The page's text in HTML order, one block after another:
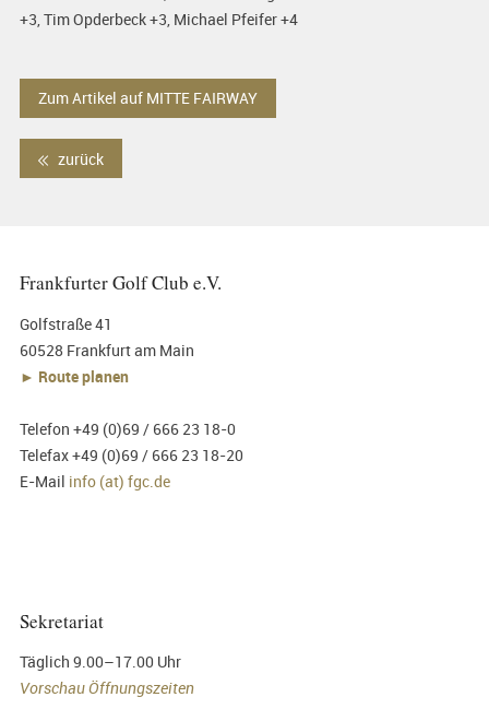
+3, Tim Opderbeck +3, Michael Pfeifer +4
Zum Artikel auf MITTE FAIRWAY
zurück
Frankfurter Golf Club e.V.
Golfstraße 41
60528 Frankfurt am Main
► Route planen
Telefon +49 (0)69 / 666 23 18-0
Telefax +49 (0)69 / 666 23 18-20
E-Mail info (at) fgc.de
Sekretariat
Täglich 9.00–17.00 Uhr
Vorschau Öffnungszeiten